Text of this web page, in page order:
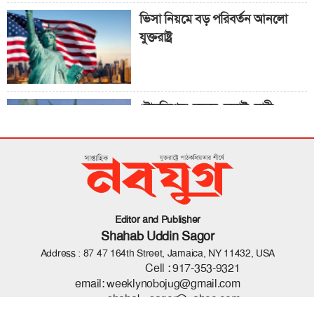
ভিসা নিয়মে বড় পরিবর্তন আনলো
যুক্তরাষ্ট্র
‘ট্রানজিশন’ দলের সবাই নারী
জাতিসংঘ সাধারণ পরিষদের সভাপতি
পদে পররাষ্ট্রমন্ত্রী
Editor and Publisher
Shahab Uddin Sagor
Address : 87 47 164th Street, Jamaica, NY 11432, USA
Cell :917-353-9321
email:weeklynobojug@gmail.com
shahab_sagor@yahoo.com